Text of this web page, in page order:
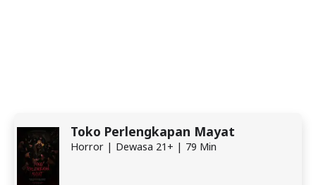
Toko Perlengkapan Mayat
Horror | Dewasa 21+ | 79 Min